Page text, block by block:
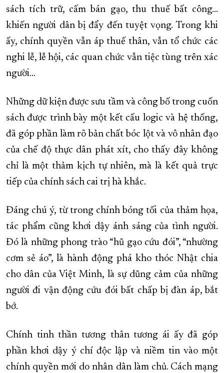
sách tích trữ, cấm bán gạo, thu thuế bất công…
khiến người dân bị đẩy đến tuyệt vọng. Trong khi
ấy, chính quyền vẫn áp thuế thân, vẫn tổ chức các
nghi lễ, lễ hội, các quan chức vẫn tiệc tùng trên xác
người...
Những dữ kiện được sưu tầm và công bố trong cuốn
sách được trình bày một kết cấu logic và hệ thống,
đã góp phần làm rõ bản chất bóc lột và vô nhân đạo
của chế độ thực dân phát xít, cho thấy đây không
chỉ là một thảm kịch tự nhiên, mà là kết quả trực
tiếp của chính sách cai trị hà khắc.
Đáng chú ý, từ trong chính bóng tối của thảm họa,
tác phẩm cũng khơi dậy ánh sáng của tình người.
Đó là những phong trào “hũ gạo cứu đói”, “nhường
cơm sẻ áo”, là hành động phá kho thóc Nhật chia
cho dân của Việt Minh, là sự dũng cảm của những
người đi vận động cứu đói bất chấp bị đàn áp, bắt
bớ.
Chính tinh thần tương thân tương ái ấy đã góp
phần khơi dậy ý chí độc lập và niềm tin vào một
chính quyền mới do nhân dân làm chủ. Cách mạng